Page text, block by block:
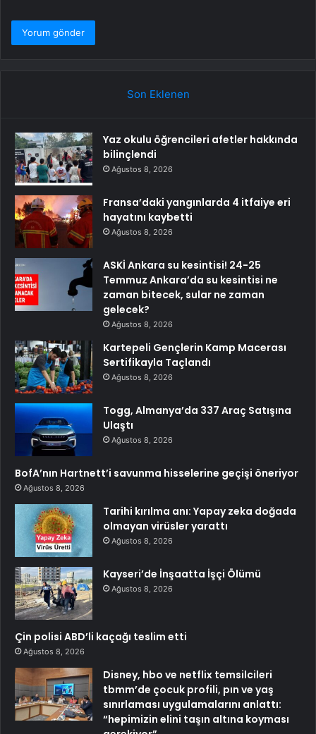
Son Eklenen
Yaz okulu öğrencileri afetler hakkında
bilinçlendi
Ağustos 8, 2026
Fransa’daki yangınlarda 4 itfaiye eri
hayatını kaybetti
Ağustos 8, 2026
ASKİ Ankara su kesintisi! 24-25
Temmuz Ankara’da su kesintisi ne
zaman bitecek, sular ne zaman
gelecek?
Ağustos 8, 2026
Kartepeli Gençlerin Kamp Macerası
Sertifikayla Taçlandı
Ağustos 8, 2026
Togg, Almanya’da 337 Araç Satışına
Ulaştı
Ağustos 8, 2026
BofA’nın Hartnett’i savunma hisselerine geçişi öneriyor
Ağustos 8, 2026
Tarihi kırılma anı: Yapay zeka doğada
olmayan virüsler yarattı
Ağustos 8, 2026
Kayseri’de İnşaatta İşçi Ölümü
Ağustos 8, 2026
Çin polisi ABD’li kaçağı teslim etti
Ağustos 8, 2026
Disney, hbo ve netflix temsilcileri
tbmm’de çocuk profili, pın ve yaş
sınırlaması uygulamalarını anlattı:
“hepimizin elini taşın altına koyması